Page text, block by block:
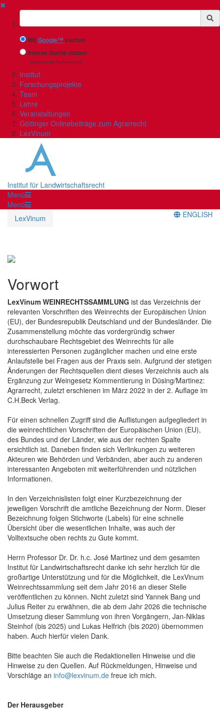
✖
Suchbegriff
MitGoogle™suchen
Interne Suche nutzen
(eingeschränkte Ergebnisqualität)
Institut
Forschungsprojekte
Team
Lehre
Veranstaltungen
Göttinger Onlinebeiträge zum Agrarrecht
LexVinum
Institut für Landwirtschaftsrecht
Menü
Menü
LexVinum
ENGLISH
Vorwort
LexVinum WEINRECHTSSAMMLUNG ist das Verzeichnis der
relevanten Vorschriften des Weinrechts der Europäischen Union
(EU), der Bundesrepublik Deutschland und der Bundesländer. Die
Zusammenstellung möchte das vordergründig schwer
durchschaubare Rechtsgebiet des Weinrechts für alle
interessierten Personen zugänglicher machen und eine erste
Anlaufstelle bei Fragen aus der Praxis sein. Aufgrund der stetigen
Änderungen der Rechtsquellen dient dieses Verzeichnis auch als
Ergänzung zur Weingesetz Kommentierung in Düsing/Martinez:
Agrarrecht, zuletzt erschienen im März 2022 in der 2. Auflage im
C.H.Beck Verlag.
Für einen schnellen Zugriff sind die Auflistungen aufgegliedert in
die weinrechtlichen Vorschriften der Europäischen Union (EU),
des Bundes und der Länder, wie aus der rechten Spalte
ersichtlich ist. Daneben finden sich Verlinkungen zu weiteren
Akteuren wie Behörden und Verbänden, aber auch zu anderen
interessanten Angeboten mit weiterführenden und nützlichen
Informationen.
In den Verzeichnislisten folgt einer Kurzbezeichnung der
jeweiligen Vorschrift die amtliche Bezeichnung der Norm. Dieser
Bezeichnung folgen Stichworte (Labels) für eine schnelle
Übersicht über die wesentlichen Inhalte, was auch der
Volltextsuche oben rechts zu Gute kommt.
Herrn Professor Dr. Dr. h.c. José Martinez und dem gesamten
Institut für Landwirtschaftsrecht danke ich sehr herzlich für die
großartige Unterstützung und für die Möglichkeit, die LexVinum
Weinrechtssammlung seit dem Jahr 2016 an dieser Stelle
veröffentlichen zu können. Nicht zuletzt sind Yannek Bang und
Julius Reiter zu erwähnen, die ab dem Jahr 2026 die technische
Umsetzung dieser Sammlung von ihren Vorgängern, Jan-Niklas
Steinhof (bis 2025) und Lukas Helfrich (bis 2020) übernommen
haben. Auch hierfür vielen Dank.
Bitte beachten Sie auch die Redaktionellen Hinweise und die
Hinweise zu den Quellen. Auf Rückmeldungen, Hinweise und
Vorschläge an info@lexvinum.de freue ich mich.
Der Herausgeber